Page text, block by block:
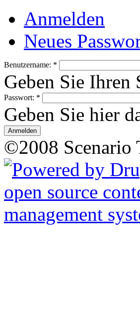
Anmelden
Neues
Benutzername: *
Geben Sie Ihren
Passwort: *
Geben Sie hier
©2008 Scenario